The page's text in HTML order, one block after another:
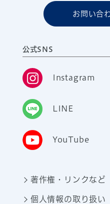
お問い合
公式SNS
Instagram
LINE
YouTube
著作権・リンクなど
個人情報の取り扱い